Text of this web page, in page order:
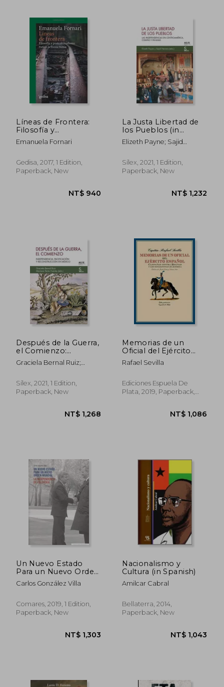
NT$ 3,350 NT$
Líneas de Frontera:
Filosofía y
Postcolonialismo (in
Spanish)
Emanuela Fornari
Gedisa, 2017, 1 Edition,
Paperback, New
NT$ 940
La Justa Libertad de
los Pueblos (in
Spanish)
Elizeth Payne; Sajid
Sílex, 2021, 1 Edition,
Paperback, New
Después de la Guerra,
el Comienzo:
Independencia,
Pacificación y
México: 5 (Sílex
Ultramar) (in Spanish)
Graciela Bernal Ruiz;
Fuentes
Sílex, 2021, 1 Edition,
Paperback, New
NT$ 1,268
Memorias de un
Oficial del Ejército
Español: Campañas
Contra Bolívar y los
América (in Spanish)
Rafael Sevilla
Ediciones Espuela De
Plata, 2019, Paperback,
Un Nuevo Estado
Para un Nuevo Orden
Mundial (in Spanish)
Carlos González Villa
Comares, 2019, 1 Edition,
Paperback, New
Nacionalismo y
Cultura (in Spanish)
Amilcar Cabral
Bellaterra, 2014,
Paperback, New